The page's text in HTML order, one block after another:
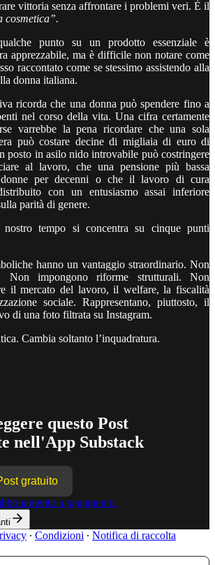
vittoria senza affrontare i problemi veri. È il
cosmetica”.
punto su un prodotto essenziale è
apprezzabile, ma è difficile non notare come
raccontato come se stessimo assistendo alla
donna italiana.
ricorda che una donna può spendere fino a
nel corso della vita. Una cifra certamente
varrebbe la pena ricordare che una sola
può costare decine di migliaia di euro di
posto in asilo nido introvabile può costringere
al lavoro, che una pensione più bassa
donne per decenni o che il lavoro di cura
con un entusiasmo assai inferiore
parità di genere.
nostro tempo si concentra su cinque punti
hanno un vantaggio straordinario. Non
Non impongono riforme strutturali. Non
il mercato del lavoro, il welfare, la fiscalità
sociale. Rappresentano, piuttosto, il
di una foto filtrata su Instagram.
Cambia soltanto l’inquadratura.
questo Post
nell'App Substack
gratuito
a pagamento.
∙ Condizioni ∙ Notifica di raccolta